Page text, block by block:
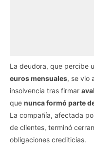
La deudora, que percibe
euros mensuales, se vio
insolvencia tras firmar
que nunca formó parte
La compañía, afectada
de clientes, terminó
obligaciones crediticias.